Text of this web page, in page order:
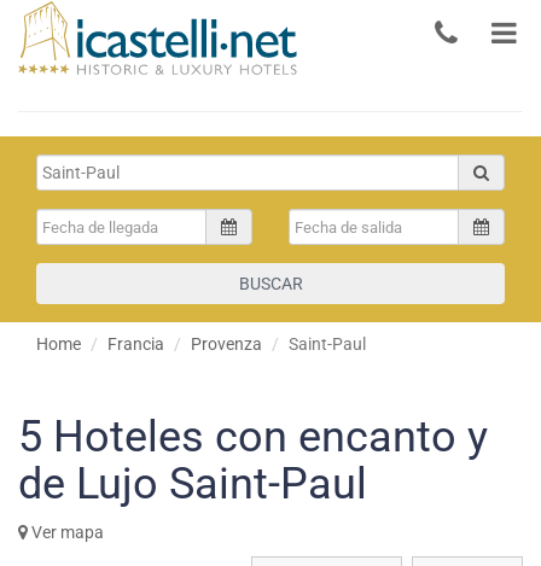
BUSCAR
Home Francia Provenza Saint-Paul
5 Hoteles con encanto y
de Lujo Saint-Paul
Ver mapa